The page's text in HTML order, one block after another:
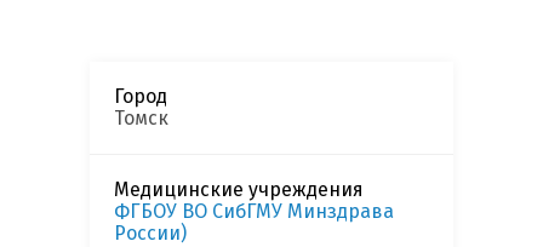
Город
Томск
Медицинские учреждения
ФГБОУ ВО СибГМУ Минздрава
России)